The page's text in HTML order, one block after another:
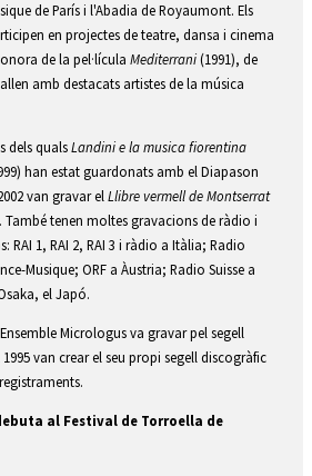
de París i l'Abadia de Royaumont. Els
en projectes de teatre, dansa i cinema
de la pel·lícula Mediterrani(1991), de
amb destacats artistes de la música
dels qualsLandini e la musica fiorentina
han estat guardonats amb el Diapason
van gravar elLlibre vermell de Montserrat
També tenen moltes gravacions de ràdio i
RAI 1, RAI 2, RAI 3 i ràdio a Itàlia; Radio
Musique; ORF a Àustria; Radio Suisse a
el Japó.
Micrologus va gravar pel segell
1995 van crear el seu propi segell discogràfic
al Festival de Torroella de